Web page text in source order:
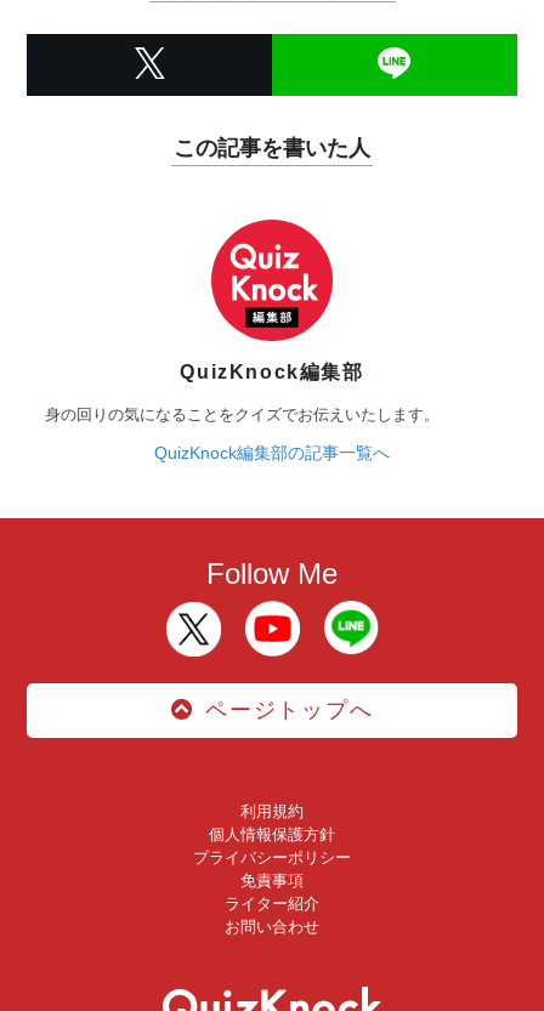
この記事を書いた人
QuizKnock編集部
身の回りの気になることをクイズでお伝えいたします。
QuizKnock編集部の記事一覧へ
Follow Me
ページトップへ
利用規約
個人情報保護方針
プライバシーポリシー
免責事項
ライター紹介
お問い合わせ